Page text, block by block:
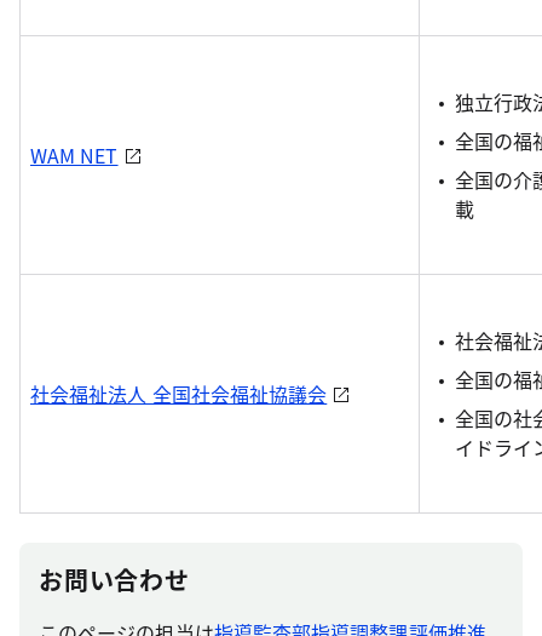
WAM NET
独立行政
全国の福
全国の介
載
社会福祉法人 全国社会福祉協議会
社会福祉
全国の福
全国の社
イドライ
お問い合わせ